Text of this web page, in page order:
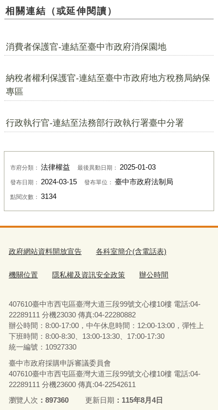
相關連結（或延伸閱讀）
消費者保護官-連結至臺中市政府消保園地
納稅者權利保護官-連結至臺中市政府地方稅務局納保
專區
行政執行官-連結至法務部行政執行署臺中分署
市府分類： 法律權益 最後異動日期： 2025-01-03
發布日期： 2024-03-15 發布單位： 臺中市政府法制局
點閱次數： 3134
政府網站資料開放宣告 各科室簡介(含電話表)
機關位置 隱私權及資訊安全政策 辦公時間
407610臺中市西屯區臺灣大道三段99號文心樓10樓 電話:04-
22289111 分機23030 傳真:04-22280882
辦公時間：8:00-17:00，中午休息時間：12:00-13:00，彈性上
下班時間：8:00-8:30、13:00-13:30、17:00-17:30
統一編號：10927330
臺中市政府採購申訴審議委員會
407610臺中市西屯區臺灣大道三段99號文心樓10樓 電話:04-
22289111 分機23600 傳真:04-22542611
瀏覽人次
897360 更新日期 115年8月4日